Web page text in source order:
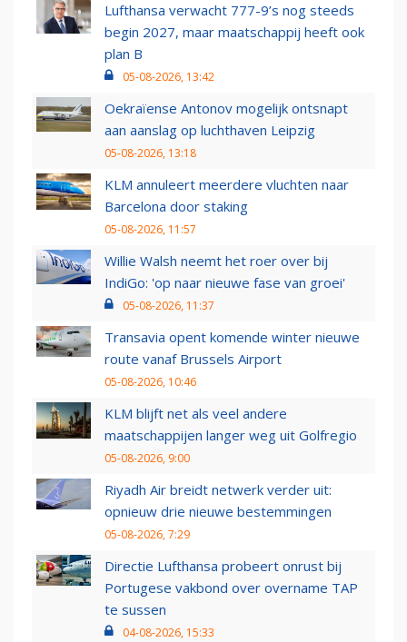
Lufthansa verwacht 777-9’s nog steeds
begin 2027, maar maatschappij heeft ook
plan B
05-08-2026, 13:42
Oekraïense Antonov mogelijk ontsnapt
aan aanslag op luchthaven Leipzig
05-08-2026, 13:18
KLM annuleert meerdere vluchten naar
Barcelona door staking
05-08-2026, 11:57
Willie Walsh neemt het roer over bij
IndiGo: 'op naar nieuwe fase van groei'
05-08-2026, 11:37
Transavia opent komende winter nieuwe
route vanaf Brussels Airport
05-08-2026, 10:46
KLM blijft net als veel andere
maatschappijen langer weg uit Golfregio
05-08-2026, 9:00
Riyadh Air breidt netwerk verder uit:
opnieuw drie nieuwe bestemmingen
05-08-2026, 7:29
Directie Lufthansa probeert onrust bij
Portugese vakbond over overname TAP
te sussen
04-08-2026, 15:33